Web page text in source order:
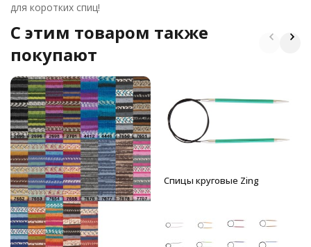
для коротких спиц!
C этим товаром также
покупают
Спицы круговые Zing